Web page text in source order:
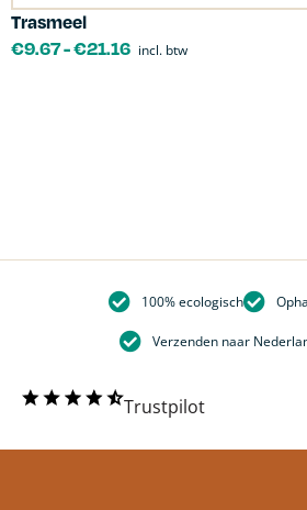
Trasmeel
€9.67-€21.16 incl. btw
100% ecologisch
Verzenden naar
Trustpilot